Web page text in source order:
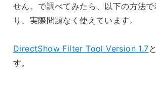
せん。で調べてみたら、以下の方法
り、実際問題なく使えています。
DirectShow Filter Tool Version 1.7
す。